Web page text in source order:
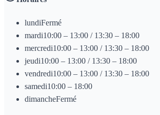
lundiFermé
mardi10:00 – 13:00 / 13:30 – 18:00
mercredi10:00 – 13:00 / 13:30 – 18:00
jeudi10:00 – 13:00 / 13:30 – 18:00
vendredi10:00 – 13:00 / 13:30 – 18:00
samedi10:00 – 18:00
dimancheFermé